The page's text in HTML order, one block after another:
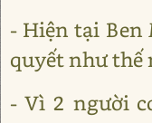
- Hiện tại Ben
quyết như thế
- Vì 2 người